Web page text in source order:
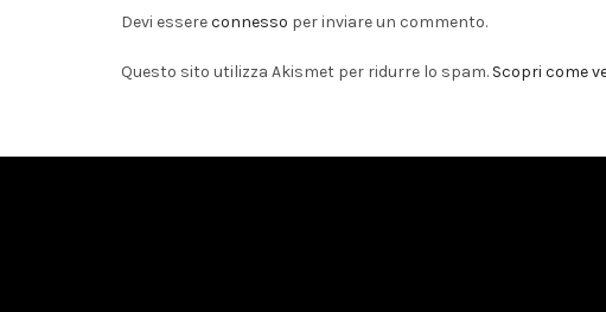
Devi essereconnesso per inviare un commento.
Questo sito utilizza Akismet per ridurre lo spam. Scopri come